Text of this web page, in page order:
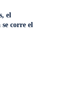
el
corre el